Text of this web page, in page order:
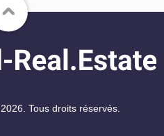
Tous droits réservés.